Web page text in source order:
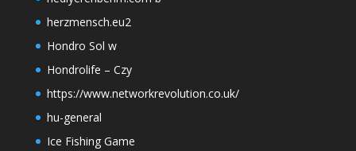
herzmensch.eu2
Hondro Sol w
Hondrolife – Czy
https://www.networkrevolution.co.uk/
hu-general
Ice Fishing Game